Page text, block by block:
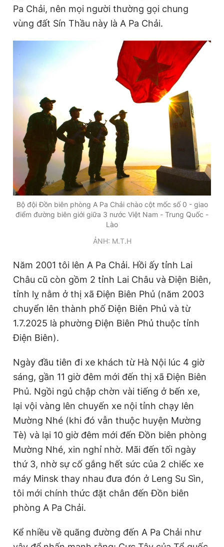
Pa Chải, nên mọi người thường gọi chung
vùng đất Sín Thầu này là A Pa Chải.
Bộ đội Đồn biên phòng A Pa Chải chào cột mốc số 0 - giao
điểm đường biên giới giữa 3 nước Việt Nam - Trung Quốc -
Lào
ẢNH: M.T.H
Năm 2001 tôi lên A Pa Chải. Hồi ấy tỉnh Lai
Châu cũ còn gồm 2 tỉnh Lai Châu và Điện Biên,
tỉnh lỵ nằm ở thị xã Điện Biên Phủ (năm 2003
chuyển lên thành phố Điện Biên Phủ và từ
1.7.2025 là phường Điện Biên Phủ thuộc tỉnh
Điện Biên).
Ngày đầu tiên đi xe khách từ Hà Nội lúc 4 giờ
sáng, gần 11 giờ đêm mới đến thị xã Điện Biên
Phủ. Ngồi ngủ chập chờn vài tiếng ở bến xe,
lại vội vàng lên chuyến xe nội tỉnh chạy lên
Mường Nhé (khi đó vẫn thuộc huyện Mường
Tè) và lại 10 giờ đêm mới đến Đồn biên phòng
Mường Nhé, xin nghỉ nhờ. Mãi đến tối ngày
thứ 3, nhờ sự cố gắng hết sức của 2 chiếc xe
máy Minsk thay nhau đưa đón ở Leng Su Sìn,
tôi mới chính thức đặt chân đến Đồn biên
phòng A Pa Chải.
Kể nhiều về quãng đường đến A Pa Chải như